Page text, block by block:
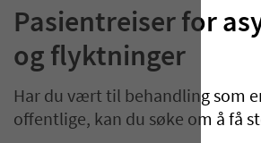
Pasientreiser for
og flyktninger
Har du vært til behandling som
offentlige, kan du søke om å få